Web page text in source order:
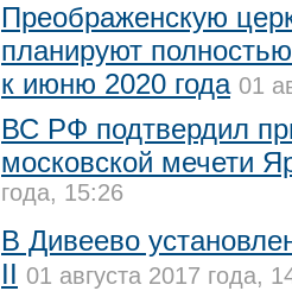
Преображенскую
планируют
к июню 2020 года 01
ВС РФ подтвердил
московской мечети
года, 15:26
В Дивеево
II 01 августа 2017 года,